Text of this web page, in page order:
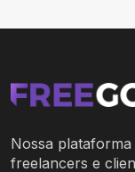
Nossa
freelancers e